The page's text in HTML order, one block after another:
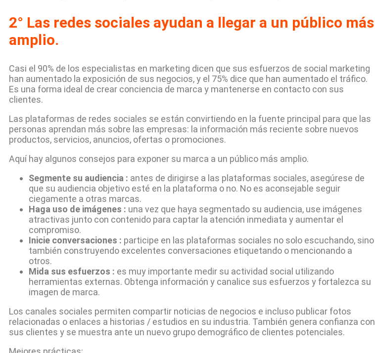
2° Las redes sociales ayudan a llegar a un público más
amplio.
Casi el 90% de los especialistas en marketing dicen que sus esfuerzos de social marketing
han aumentado la exposición de sus negocios, y el 75% dice que han aumentado el tráfico.
Es una forma ideal de crear conciencia de marca y mantenerse en contacto con sus
clientes.
Las plataformas de redes sociales se están convirtiendo en la fuente principal para que las
personas aprendan más sobre las empresas: la información más reciente sobre nuevos
productos, servicios, anuncios, ofertas o promociones.
Aquí hay algunos consejos para exponer su marca a un público más amplio.
Segmente su audiencia : antes de dirigirse a las plataformas sociales, asegúrese de
que su audiencia objetivo esté en la plataforma o no. No es aconsejable seguir
ciegamente a otras marcas.
Haga uso de imágenes : una vez que haya segmentado su audiencia, use imágenes
atractivas junto con contenido para captar la atención inmediata y aumentar el
compromiso.
Inicie conversaciones : participe en las plataformas sociales no solo escuchando, sino
también construyendo excelentes conversaciones etiquetando o mencionando a
otros.
Mida sus esfuerzos : es muy importante medir su actividad social utilizando
herramientas externas. Obtenga información y canalice sus esfuerzos y fortalezca su
imagen de marca.
Los canales sociales permiten compartir noticias de negocios e incluso publicar fotos
relacionadas o enlaces a historias / estudios en su industria. También genera confianza con
sus clientes y se muestra ante un nuevo grupo demográfico de clientes potenciales.